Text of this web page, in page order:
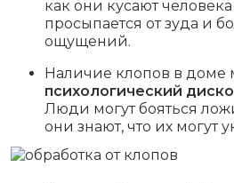
как они кусают
просыпается от зуда и
ощущений.
Наличие клопов в доме
психологический
Люди могут бояться
они знают, что их могут